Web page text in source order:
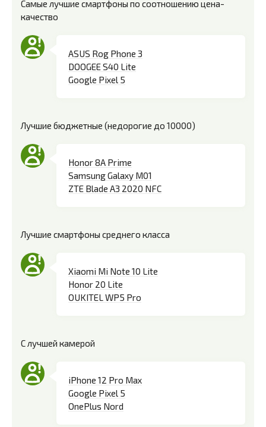
Самые лучшие смартфоны по соотношению цена-
качество
ASUS Rog Phone 3
DOOGEE S40 Lite
Google Pixel 5
Лучшие бюджетные (недорогие до 10000)
Honor 8A Prime
Samsung Galaxy M01
ZTE Blade A3 2020 NFC
Лучшие смартфоны среднего класса
Xiaomi Mi Note 10 Lite
Honor 20 Lite
OUKITEL WP5 Pro
С лучшей камерой
iPhone 12 Pro Max
Google Pixel 5
OnePlus Nord